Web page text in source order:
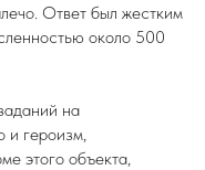
Ответ был жестким
около 500
на
и героизм,
этого объекта,